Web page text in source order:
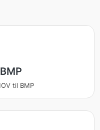
til BMP